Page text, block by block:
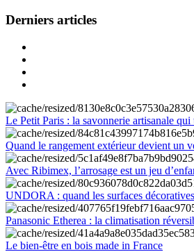
Derniers articles
Le Petit Paris : la savonnerie artisanale
Quand le rangement extérieur devient un
Avec Ribimex, l’arrosage est un jeu
UNDORA : quand les surfaces
Panasonic Etherea : la climatisation
Le bien-être en bois made in France